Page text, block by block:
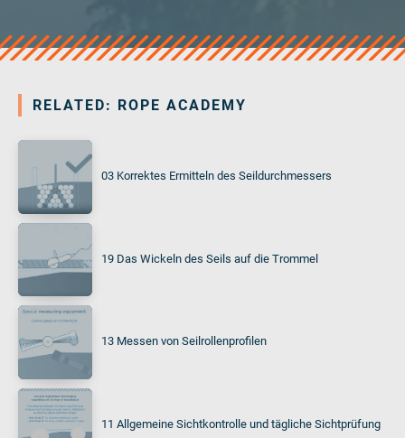
RELATED: ROPE ACADEMY
03 Korrektes Ermitteln des Seildurchmessers
19 Das Wickeln des Seils auf die Trommel
13 Messen von Seilrollenprofilen
11 Allgemeine Sichtkontrolle und tägliche Sichtprüfung